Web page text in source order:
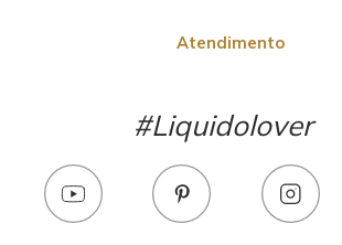
Atendimento
#Liquidolover